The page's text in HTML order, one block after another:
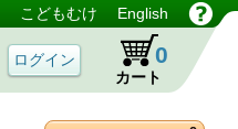
こどもむけ English
カート
0